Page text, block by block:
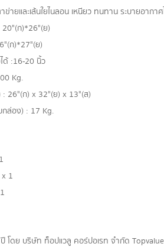
ายและเส้นใยไนลอน เหนียว ทนทาน ระบายอากา
20"(ก)*26"(ย)
ก)*27"(ย)
ด้ :16-20 นิ้ว
Kg.
26"(ก) x 32"(ย) x 13"(ส)
ล่อง) : 17 Kg.
1
โดย บริษัท ท็อปแวลู คอร์ปอเรท จํากัด